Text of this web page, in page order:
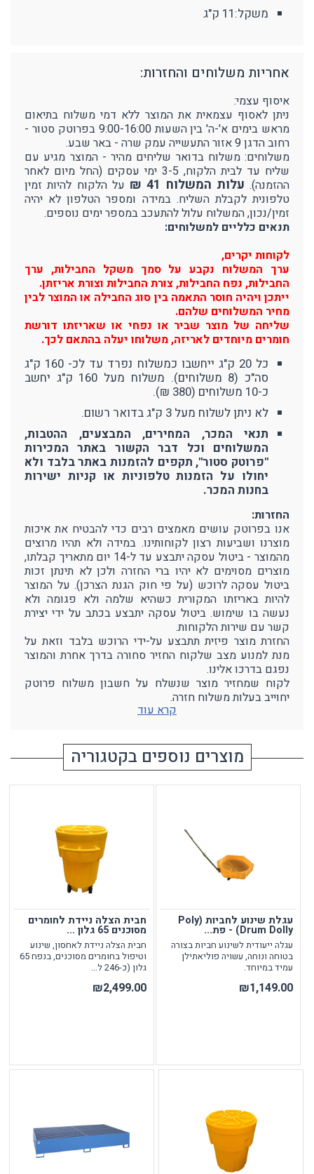
משקל:11 ק"ג
אחריות משלוחים והחזרות:
איסוף עצמי:
ניתן לאסוף עצמאית את המוצר ללא דמי משלוח בתיאום
מראש בימים א'-ה' בין השעות 9:00-16:00 בפרוטק סטור -
רחוב הדגן 9 אזור התעשייה עמק שרה - באר שבע.
משלוחים: משלוח בדואר שליחים מהיר - המוצר מגיע עם
שליח עד לבית הלקוח, 3-5 ימי עסקים (החל מיום לאחר
ההזמנה). עלות המשלוח 41 ₪
על הלקוח להיות זמין
טלפונית לקבלת השליח. במידה ומספר הטלפון לא יהיה
זמין/נכון, המשלוח עלול להתעכב במספר ימים נוספים.
תנאים כלליים למשלוחים:
לקוחות יקרים,
ערך המשלוח נקבע על סמך משקל החבילות, ערך
החבילות, נפח החבילות, צורת החבילות וצורת אריזתן.
ייתכן ויהיה חוסר התאמה בין סוג החבילה או המוצר לבין
מחיר המשלוחים שלהם.
שליחה של מוצר שביר או נפחי או שאריזתו דורשת
חומרים מיוחדים לאריזה, משלוחו יעלה בהתאם לכך.
כל 20 ק"ג ייחשבו כמשלוח נפרד עד לכ- 160 ק"ג
סה"כ (8 משלוחים). משלוח מעל 160 ק"ג יחשב
כ-10 משלוחים (380 ₪).
לא ניתן לשלוח מעל 3 ק"ג בדואר רשום.
תנאי המכר, המחירים, המבצעים, ההטבות,
המשלוחים וכל דבר הקשור באתר המכירות
"פרוטק סטור", תקפים להזמנות באתר בלבד ולא
יחולו על הזמנות טלפוניות או קניות ישירות
בחנות המכר.
החזרות:
אנו בפרוטק עושים מאמצים רבים כדי להבטיח את איכות
מוצרנו ושביעות רצון לקוחותינו. במידה ולא תהיו מרוצים
מהמוצר - ביטול עסקה יתבצע עד ל-14 יום מתאריך קבלתו,
מוצרים מסוימים לא יהיו ברי החזרה ולכן לא תינתן זכות
ביטול עסקה לרוכש (על פי חוק הגנת הצרכן). על המוצר
להיות באריזתו המקורית כשהיא שלמה ולא פגומה ולא
נעשה בו שימוש. ביטול עסקה יתבצע בכתב על ידי יצירת
קשר עם שירות הלקוחות.
החזרת מוצר פיזית תתבצע על-ידי הרוכש בלבד וזאת על
מנת למנוע מצב שלקוח החזיר סחורה בדרך אחרת והמוצר
נפגם בדרכו אלינו.
לקוח שמחזיר מוצר שנשלח על חשבון משלוח פרוטק
יחוייב בעלות משלוח חזרה.
קרא עוד
מוצרים נוספים בקטגוריה
עגלת שינוע לחביות (Poly
Drum Dolly) - פת...
עגלה ייעודית לשינוע חביות בצורה
בטוחה ונוחה, עשויה פוליאתילן
עמיד במיוחד.
₪1,149.00
חבית הצלה ניידת לחומרים
מסוכנים 65 גלון ...
חבית הצלה ניידת לאחסון, שינוע
וטיפול בחומרים מסוכנים, בנפח 65
גלון (כ-246 ל...
₪2,499.00